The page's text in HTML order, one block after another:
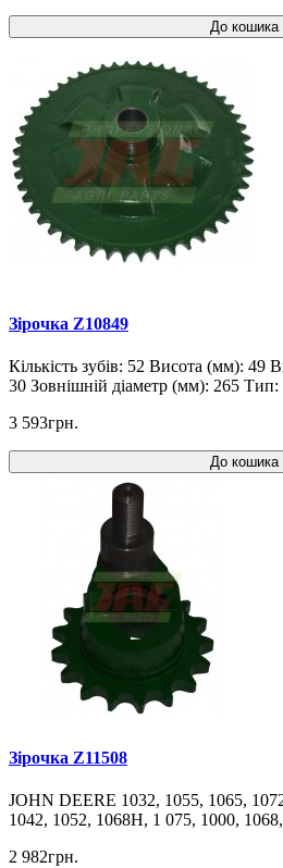
До кошика
Зірочка Z10849
Кількість зубів: 52 Висота (мм): 49
30 Зовнішній діаметр (мм): 265
3 593грн.
До кошика
Зірочка Z11508
JOHN DEERE 1032, 1055, 1065,
1042, 1052, 1068H, 1 075, 1000,
2 982грн.